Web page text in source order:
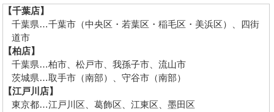
【千葉店】
千葉県…千葉市（中央区・若葉区・稲毛区・美浜区）、四街
道市
【柏店】
千葉県…柏市、松戸市、我孫子市、流山市
茨城県…取手市（南部）、守谷市（南部）
【江戸川店】
東京都…江戸川区、葛飾区、江東区、墨田区